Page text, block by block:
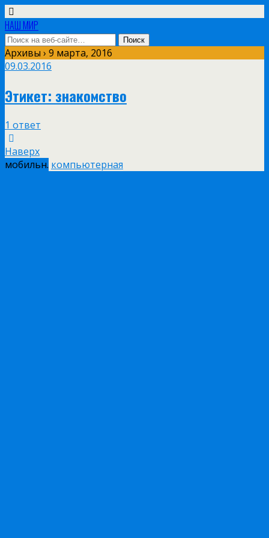
НАШ МИР
Архивы › 9 марта, 2016
09.03.2016
Этикет: знакомство
1 ответ
Наверх
мобильн. компьютерная